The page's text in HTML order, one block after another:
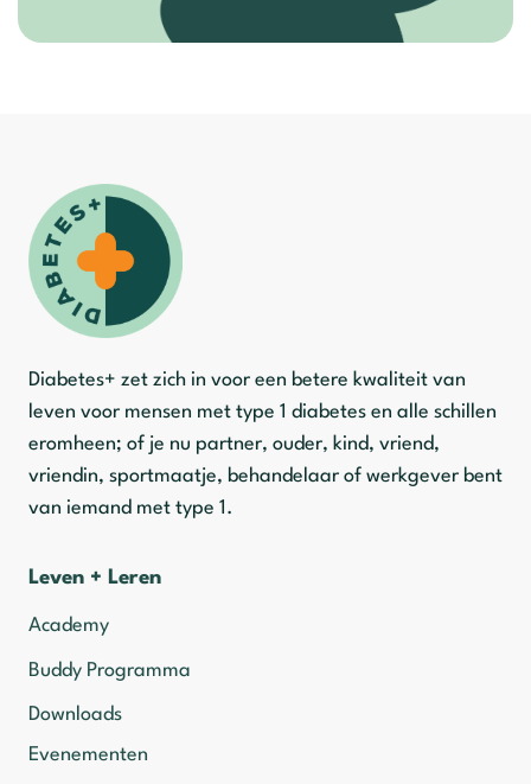
Diabetes+ zet zich in voor een betere kwaliteit van
leven voor mensen met type 1 diabetes en alle schillen
eromheen; of je nu partner, ouder, kind, vriend,
vriendin, sportmaatje, behandelaar of werkgever bent
van iemand met type 1.
Leven + Leren
Academy
Buddy Programma
Downloads
Evenementen